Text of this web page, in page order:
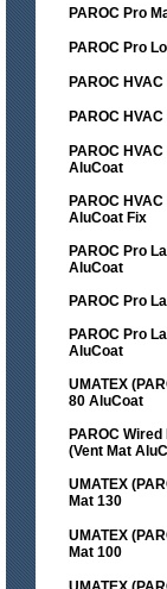
PAROC Pro
PAROC Pro
PAROC
PAROC
PAROC
AluCoat
PAROC
AluCoat Fix
PAROC Pro
AluCoat
PAROC Pro
PAROC Pro
AluCoat
UMATEX
80 AluCoat
PAROC
(Vent Mat
UMATEX
Mat 130
UMATEX
Mat 100